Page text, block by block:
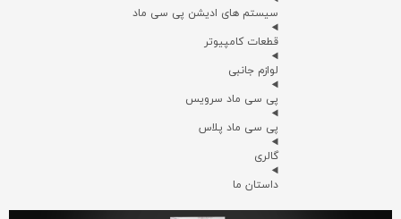
سیستم های ادیشن پی سی ماد
قطعات کامپیوتر
لوازم جانبی
پی سی ماد سرویس
پی سی ماد پلاس
گالری
داستان ما